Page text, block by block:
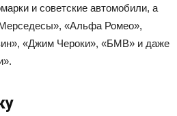
и советские автомобили, а
«Альфа Ромео»,
«Джим Чероки», «БМВ» и даже